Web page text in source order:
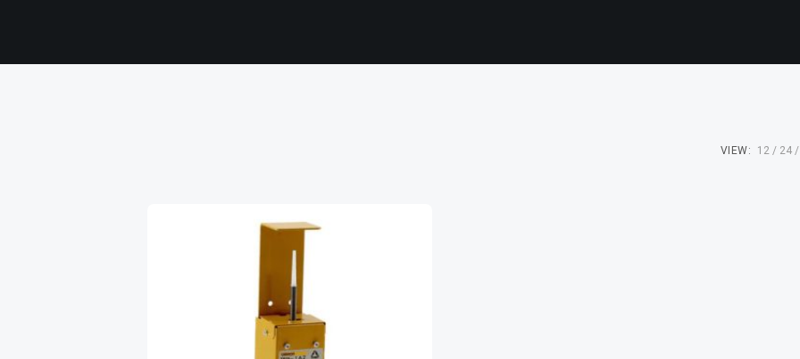
VIEW: 12 24